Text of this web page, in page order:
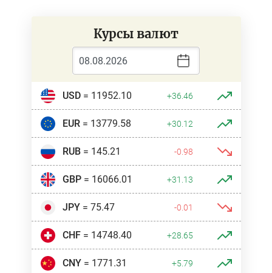
Курсы валют
USD= 11952.10 +36.46
EUR= 13779.58 +30.12
RUB= 145.21 -0.98
GBP= 16066.01 +31.13
JPY= 75.47 -0.01
CHF= 14748.40 +28.65
CNY= 1771.31 +5.79